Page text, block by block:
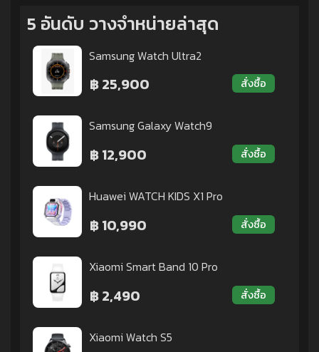
5 อันดับ วางจำหน่ายล่าสุด
Samsung Watch Ultra2
฿ 25,900 สั่งซื้อ
Samsung Galaxy Watch9
฿ 12,900 สั่งซื้อ
Huawei WATCH KIDS X1 Pro
฿ 10,990 สั่งซื้อ
Xiaomi Smart Band 10 Pro
฿ 2,490 สั่งซื้อ
Xiaomi Watch S5